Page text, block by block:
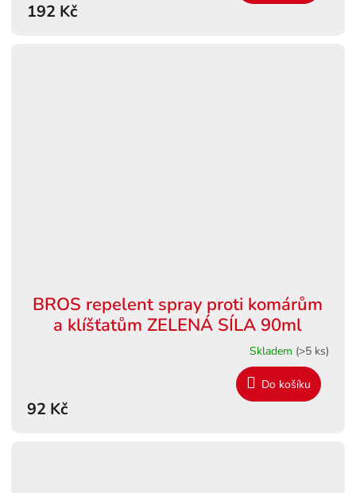
192 Kč
BROS repelent spray proti komárům
a klíšťatům ZELENÁ SÍLA 90ml
Skladem (>5 ks)
92 Kč
Do košíku